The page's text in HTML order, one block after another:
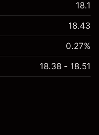
18.1
18.43
0.27%
18.38 - 18.51